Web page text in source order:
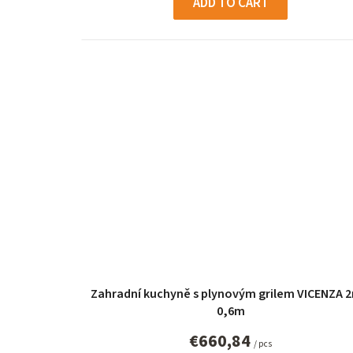
Zahradní kuchyně s plynovým grilem VICENZA
0,6m
€660,84/ pcs